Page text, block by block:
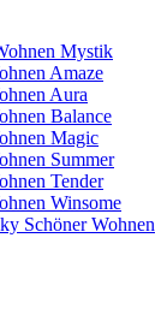
Mystik
Amaze
Aura
Balance
Magic
Summer
Tender
Winsome
Schöner Wohnen